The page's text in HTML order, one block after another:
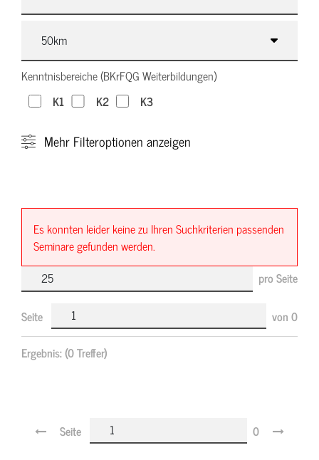
Kenntnisbereiche (BKrFQG Weiterbildungen)
K1
K2 K3
Mehr Filteroptionen anzeigen
Es konnten leider keine zu Ihren Suchkriterien passenden
Seminare gefunden werden.
pro Seite
Seite von0
Ergebnis:(0 Treffer)
Seite 0